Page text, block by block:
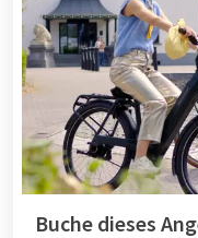
Buche dieses